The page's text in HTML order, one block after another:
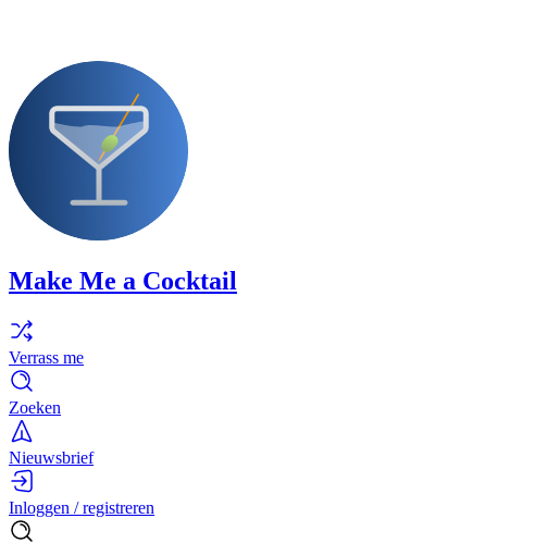
Make Me a Cocktail
Verrass me
Zoeken
Nieuwsbrief
Inloggen / registreren